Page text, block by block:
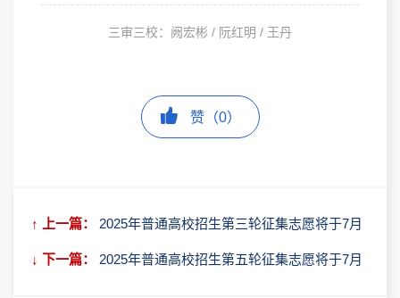
三审三校：阙宏彬 / 阮红明 / 王丹
↑ 上一篇： 2025年普通高校招生第三轮征集志愿将于7月
23日下午进行
↓ 下一篇： 2025年普通高校招生第五轮征集志愿将于7月